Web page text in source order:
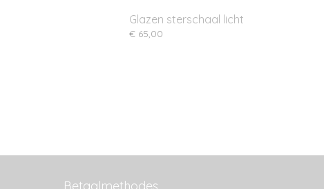
Glazen sterschaal licht
€ 65,00